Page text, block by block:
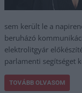
sem került le a
beruházó
elektrolitgyár
parlamenti segítséget
TOVÁBB OLVASOM